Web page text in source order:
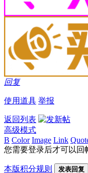
回复
使用道具 举报
返回列表
高级模式
B Color Image Link
您需要登录后才可以回
本版积分规则 发表回复